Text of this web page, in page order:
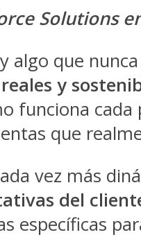
Solutions
algo que
y
funciona
que
vez más
del
específicas